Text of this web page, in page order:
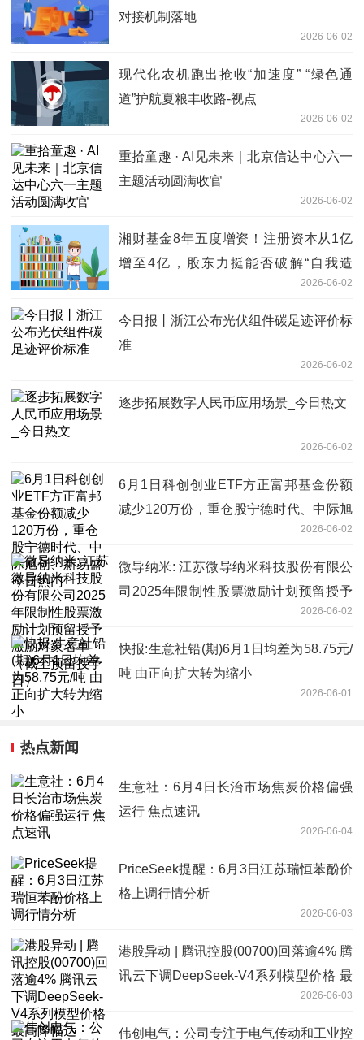
对接机制落地
2026-06-02
现代化农机跑出抢收“加速度” “绿色通
道”护航夏粮丰收路‌-视点
2026-06-02
重拾童趣 · AI见未来｜北京信达中心六一
主题活动圆满收官
2026-06-02
湘财基金8年五度增资！注册资本从1亿
增至4亿，股东力挺能否破解“自我造
2026-06-02
今日报丨浙江公布光伏组件碳足迹评价标
准
2026-06-02
逐步拓展数字人民币应用场景_今日热文
2026-06-02
6月1日科创创业ETF方正富邦基金份额
减少120万份，重仓股宁德时代、中际旭
2026-06-02
微导纳米: 江苏微导纳米科技股份有限公
司2025年限制性股票激励计划预留授予
激励对象名单（截至预留授予日）2026-06-02
快报:生意社铅(期)6月1日均差为58.75元/
吨 由正向扩大转为缩小
2026-06-01
热点新闻
生意社：6月4日长治市场焦炭价格偏强
运行 焦点速讯
2026-06-04
PriceSeek提醒：6月3日江苏瑞恒苯酚价
格上调行情分析
2026-06-03
港股异动 | 腾讯控股(00700)回落逾4% 腾
讯云下调DeepSeek-V4系列模型价格 最
2026-06-03
伟创电气：公司专注于电气传动和工业控